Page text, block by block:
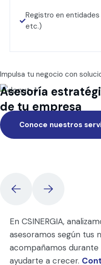
Registro en entidades
etc.)
Impulsa tu negocio con
Asesoría
de tu empresa
Conoce nuestros
En CSINERGIA,
asesoramos según tus
acompañamos
ayudarte a crecer.